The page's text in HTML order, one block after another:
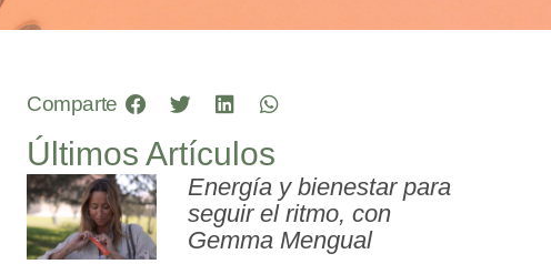
Comparte
Últimos Artículos
Energía y bienestar para
seguir el ritmo, con
Gemma Mengual